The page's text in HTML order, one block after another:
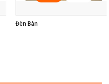
Đèn Bàn Học